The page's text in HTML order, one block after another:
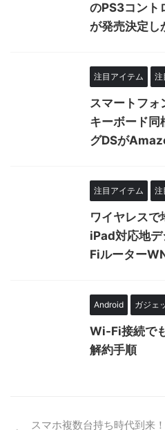
のPS3コント
が発売決定し
注目アイテム 注
スマートフ
キーボード同
グDSが
注目アイテム 注
ワイヤレスで
iPad対応地
Fiルーター
Android ガジェ
Wi-Fi接続で
解約手順
スマホ複数台持ち時代到来